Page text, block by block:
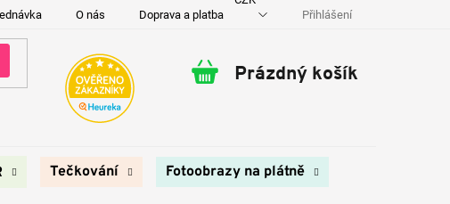
O nás Doprava a platba Kontakty Přihlášení
Nákupní
Prázdný košík
Tečkování Fotoobrazy na plátně